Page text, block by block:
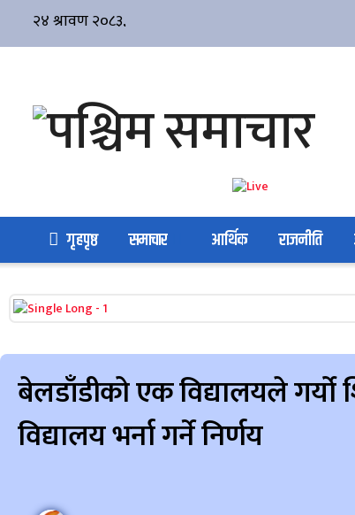
गृहपृष्ठ समाचार आर्थिक राजनीति
बेलडाँडीको एक विद्यालयले
विद्यालय भर्ना गर्ने निर्णय